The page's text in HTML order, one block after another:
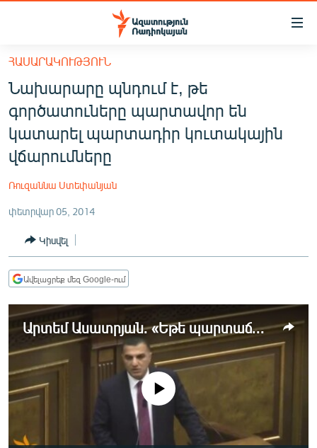
Մատչելիության
հիմնական
բովանդակությանը
հիմնական
մենյուին
Որոնում
ՀԱՅԱՍՏԱՆ
ՔԱՂԱՔԱԿԱՆ
ԸՆՏՐՈՒԹՅՈՒՆՆԵՐ 2026
ՊԱՏԵՐԱԶՄԻ 6 ՇԱԲԱԹՆԵՐԸ
ՏԱՐԱԾԱՇՐՋԱՆ
ՄԻՋԱԶԳԱՅԻՆ
ՄՇԱԿՈՒՅԹ
ՍՊՈՐՏ
ՄԵԿՆԱԲԱՆՈՒԹՅՈՒՆ
ՀԱՍԱՐԱԿՈՒԹՅՈՒՆ
Նախարարը պնդում է, թե
գործատուները պարտավոր են
կատարել պարտադիր կուտակային
վճարումները
Ռուզաննա Ստեփանյան
փետրվար 05, 2014
Կիսվել
Ավելացրեք մեզ Google-ում
Արտեմ Ասատրյան. «Եթե պարտաճանաչ գործատու ես, պետք է վճարես պարտադիր կուտակայինի գումարը»
No media source currently available